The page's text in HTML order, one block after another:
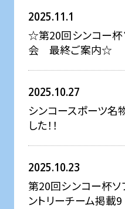
2025.11.1
☆第20回シンコー杯
会 最終ご案内☆
2025.10.27
シンコースポーツ名
した！！
2025.10.23
第20回シンコー杯ソ
ントリーチーム掲載9